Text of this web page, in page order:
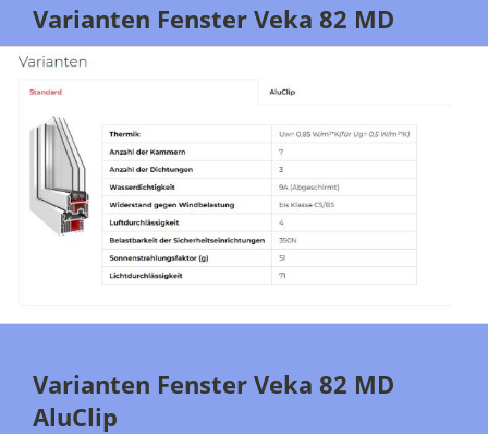
Varianten Fenster Veka 82 MD
Varianten Fenster Veka 82 MD
AluClip